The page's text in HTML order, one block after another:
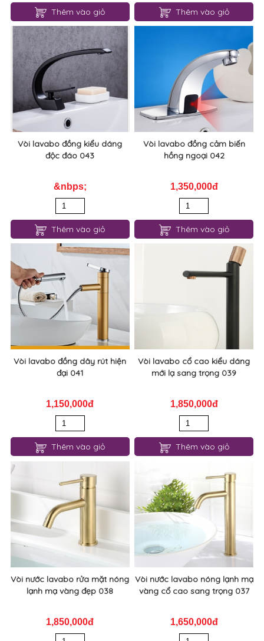
Vòi lavabo nóng lạnh đồng
nghệ thuật độc đáo 045
1,850,000đ
Thêm vào giỏ
Vòi lavabo đồng ngọc bích
kiểu châu Âu 044
1,600,000đ
Thêm vào giỏ
Vòi lavabo đồng kiểu dáng
độc đáo 043
Thêm vào giỏ
Vòi lavabo đồng cảm biến
hồng ngoại 042
1,350,000đ
Thêm vào giỏ
Vòi lavabo đồng dây rút hiện
đại 041
1,150,000đ
Thêm vào giỏ
Vòi lavabo cổ cao kiểu dáng
mới lạ sang trọng 039
1,850,000đ
Thêm vào giỏ